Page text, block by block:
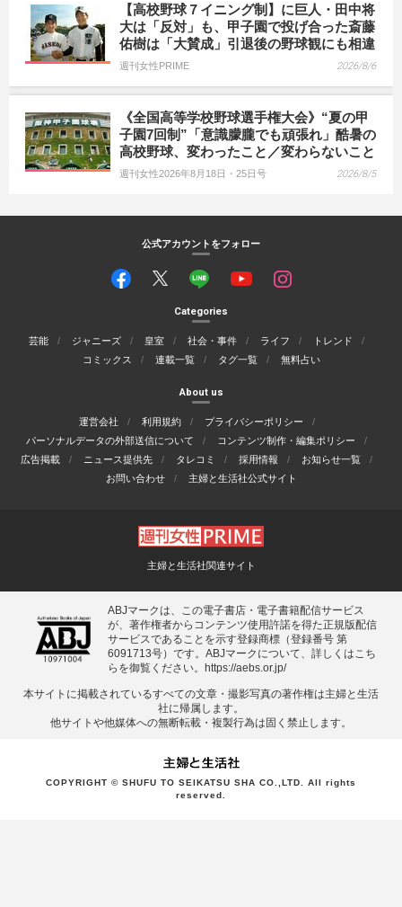
【高校野球７イニング制】に巨人・田中将
大は「反対」も、甲子園で投げ合った斎藤
佑樹は「大賛成」引退後の野球観にも相違
週刊女性PRIME 2026/8/6
《全国高等学校野球選手権大会》“夏の甲
子園7回制”「意識朦朧でも頑張れ」酷暑の
高校野球、変わったこと／変わらないこと
週刊女性2026年8月18日・25日号 2026/8/5
公式アカウントをフォロー
Categories
芸能 ジャニーズ 皇室 社会・事件 ライフ
トレンド
コミックス
連載一覧 タグ一覧 無料占い
About us
運営会社 利用規約
プライバシーポリシー
パーソナルデータの外部送信について
コンテンツ制作・編集ポリシー
広告掲載
ニュース提供先 タレコミ 採用情報
お知らせ一覧
お問い合わせ
主婦と生活社公式サイト
主婦と生活社関連サイト
ABJマークは、この電子書店・電子書籍配信サービス
が、著作権者からコンテンツ使用許諾を得た正規版配信
サービスであることを示す登録商標（登録番号 第
6091713号）です。ABJマークについて、詳しくはこち
らを御覧ください。
https://aebs.or.jp/
本サイトに掲載されているすべての⽂章・撮影写真の著作権は主婦と⽣活
社に帰属します。
他サイトや他媒体への無断転載・複製⾏為は固く禁⽌します。
COPYRIGHT © SHUFU TO SEIKATSU SHA CO.,LTD. All rights
reserved.